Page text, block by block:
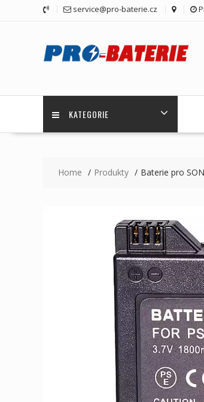
service@pro-baterie.cz
KATEGORIE
Home Produkty Baterie pro